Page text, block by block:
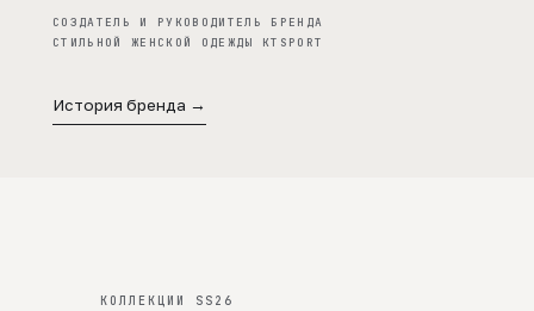
СОЗДАТЕЛЬ И РУКОВОДИТЕЛЬ БРЕНДА
СТИЛЬНОЙ ЖЕНСКОЙ ОДЕЖДЫ KTSPORT
История бренда →
КОЛЛЕКЦИИ SS26